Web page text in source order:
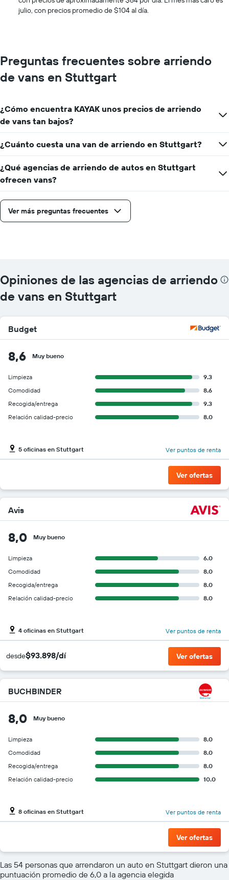
de
autos.
eje
que
precio
más
de
un
auto
de
renta
empresa.
julio, con precios promedio de $104 al día.
Preguntas frecuentes sobre arriendo
de vans en Stuttgart
¿Cómo encuentra KAYAK unos precios de arriendo
de vans tan bajos?
¿Cuánto cuesta una van de arriendo en Stuttgart?
¿Qué agencias de arriendo de autos en Stuttgart
ofrecen vans?
Ver más preguntas frecuentes
Opiniones de las agencias de arriendo
de vans en Stuttgart
Budget
8,6 Muy bueno
Limpieza
9.3
Comodidad
8.6
Recogida/entrega
9.3
Relación calidad-precio
8.0
5 oficinas en Stuttgart Ver puntos de renta
Ver ofertas
Avis
8,0 Muy bueno
Limpieza
6.0
Comodidad
8.0
Recogida/entrega
8.0
Relación calidad-precio
8.0
4 oficinas en Stuttgart Ver puntos de renta
desde$93.898/dí Ver ofertas
BUCHBINDER
8,0 Muy bueno
Limpieza
8.0
Comodidad
8.0
Recogida/entrega
8.0
Relación calidad-precio
10.0
8 oficinas en Stuttgart Ver puntos de renta
Ver ofertas
Las 54 personas que arrendaron un auto en Stuttgart dieron una
puntuación promedio de 6,0 a la agencia elegida